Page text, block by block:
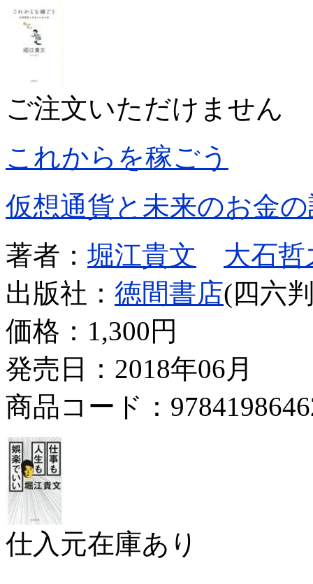
ご注文いただけません
これからを稼ごう
仮想通貨と未来のお金
著者： 堀江貴文
大石哲
出版社： 徳間書店(四六
価格： 1,300円
発売日：2018年06月
商品コード：
仕入元在庫あり